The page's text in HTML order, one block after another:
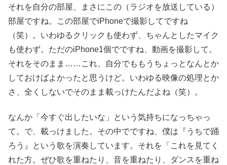
それを自分の部屋、まさにこの（ラジオを放送している）
部屋ですね。この部屋でiPhoneで撮影してですね
（笑）。いわゆるクリックも使わず、ちゃんとしたマイク
も使わず。ただのiPhone1個でですね、動画を撮影して。
それをそのまま……これ、自分でももうちょっとなんとか
しておけばよかったと思うけど。いわゆる映像の処理とか
さ、全くしないでそのまま載っけたんだよね（笑）。
なんか「今すぐ出したいな」という気持ちになっちゃっ
て。で、載っけました。その中でですね、僕は『うちで踊
ろう』という歌を演奏しています。それを「これを見てく
れた方。ぜひ歌を重ねたり、音を重ねたり、ダンスを重ね